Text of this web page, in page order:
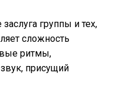
группы и тех,
сложность
ритмы,
присущий